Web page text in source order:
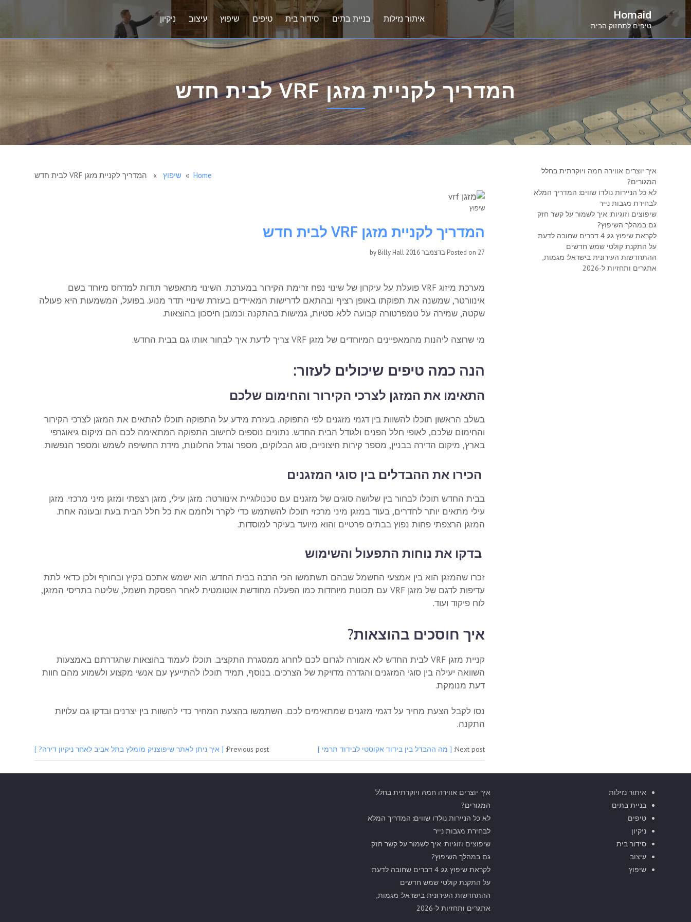
Homaid
טיפים לתחזוק הבית
איתור נזילות בניית בתים סידור בית טיפים שיפוץ עיצוב ניקיון
המדריך לקניית מזגן VRF לבית חדש
Home
» שיפוץ» המדריך לקניית מזגן VRF לבית חדש
שיפוץ
המדריך לקניית מזגן VRF לבית חדש
Posted on 27 בדצמבר 2016 Billy Hall
מערכת מיזוג VRF פועלת על עיקרון של שינוי נפח זרימת הקירור במערכת. השינוי מתאפשר תודות למדחס מיוחד בשם
אינוורטר, שמשנה את תפוקתו באופן רציף ובהתאם לדרישות המאיידים בעזרת שינויי תדר מנוע. בפועל, המשמעות היא פעולה
שקטה, שמירה על טמפרטורה קבועה ללא סטיות, גמישות בהתקנה וכמובן חיסכון בהוצאות.
מי שרוצה ליהנות מהמאפיינים המיוחדים של מזגן VRF צריך לדעת איך לבחור אותו גם בבית החדש.
הנה כמה טיפים שיכולים לעזור:
התאימו את המזגן לצרכי הקירור והחימום שלכם
בשלב הראשון תוכלו להשוות בין דגמי מזגנים לפי התפוקה. בעזרת מידע על התפוקה תוכלו להתאים את המזגן לצרכי הקירור
והחימום שלכם, לאופי חלל הפנים ולגודל הבית החדש. נתונים נוספים לחישוב התפוקה המתאימה לכם הם מיקום גיאוגרפי
בארץ, מיקום הדירה בבניין, מספר קירות חיצוניים, סוג הבלוקים, מספר וגודל החלונות, מידת החשיפה לשמש ומספר הנפשות.
הכירו את ההבדלים בין סוגי המזגנים
בבית החדש תוכלו לבחור בין שלושה סוגים של מזגנים עם טכנולוגיית אינוורטר: מזגן עילי, מזגן רצפתי ומזגן מיני מרכזי. מזגן
עילי מתאים יותר לחדרים, בעוד במזגן מיני מרכזי תוכלו להשתמש כדי לקרר ולחמם את כל חלל הבית בעת ובעונה אחת.
המזגן הרצפתי פחות נפוץ בבתים פרטיים והוא מיועד בעיקר למוסדות.
בדקו את נוחות התפעול והשימוש
זכרו שהמזגן הוא בין אמצעי החשמל שבהם תשתמשו הכי הרבה בבית החדש. הוא ישמש אתכם בקיץ ובחורף ולכן כדאי לתת
עדיפות לדגם של מזגן VRF עם תכונות מיוחדות כמו הפעלה מחודשת אוטומטית לאחר הפסקת חשמל, שליטה בתריסי המזגן,
לוח פיקוד ועוד.
איך חוסכים בהוצאות?
קניית מזגן VRF
לבית החדש לא אמורה לגרום לכם לחרוג ממסגרת התקציב. תוכלו לעמוד בהוצאות שהגדרתם באמצעות
השוואה יעילה בין סוגי המזגנים והגדרה מדויקת של הצרכים. בנוסף, תמיד תוכלו להתייעץ עם אנשי מקצוע ולשמוע מהם חוות
דעת מנומקת.
נסו לקבל הצעת מחיר על דגמי מזגנים שמתאימים לכם. השתמשו בהצעת המחיר כדי להשוות בין יצרנים ובדקו גם עלויות
התקנה.
Previous post: [ איך ניתן לאתר שיפוצניק מומלץ בתל אביב לאחר ניקיון דירה? ] Next post: [ מה ההבדל בין בידוד אקוסטי לבידוד תרמי ]
איך יוצרים אווירה חמה ויוקרתית בחלל
המגורים?
לא כל הניירות נולדו שווים: המדריך המלא
לבחירת מגבות נייר
שיפוצים וזוגיות: איך לשמור על קשר חזק
גם במהלך השיפוץ?
לקראת שיפוץ גג: 4 דברים שחובה לדעת
על התקנת קולטי שמש חדשים
ההתחדשות העירונית בישראל: מגמות,
אתגרים ותחזיות ל-2026
איתור נזילות
בניית בתים
טיפים
ניקיון
סידור בית
עיצוב
שיפוץ
איך יוצרים אווירה חמה ויוקרתית בחלל
המגורים?
לא כל הניירות נולדו שווים: המדריך המלא
לבחירת מגבות נייר
שיפוצים וזוגיות: איך לשמור על קשר חזק
גם במהלך השיפוץ?
לקראת שיפוץ גג: 4 דברים שחובה לדעת
על התקנת קולטי שמש חדשים
ההתחדשות העירונית בישראל: מגמות,
אתגרים ותחזיות ל-2026